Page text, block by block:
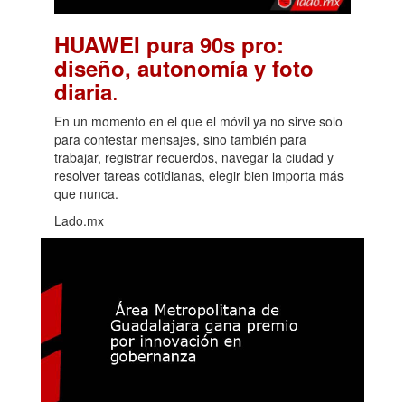
HUAWEI pura 90s pro:
diseño, autonomía y foto
diaria.
En un momento en el que el móvil ya no sirve solo
para contestar mensajes, sino también para
trabajar, registrar recuerdos, navegar la ciudad y
resolver tareas cotidianas, elegir bien importa más
que nunca.
Lado.mx